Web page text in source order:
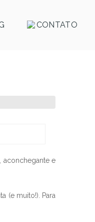
CONTATO
aconchegante e
(e muito!). Para